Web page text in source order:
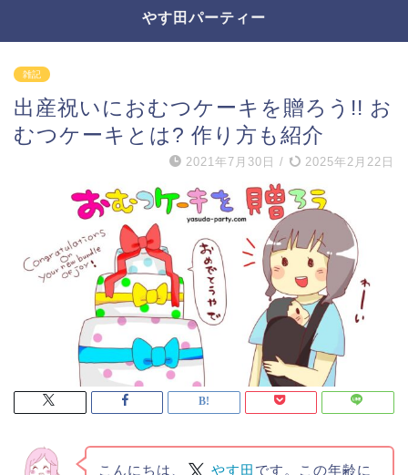
やす田パーティー
雑記
出産祝いにおむつケーキを贈ろう!! お
むつケーキとは? 作り方も紹介
2021年7月30日 / 2025年2月22日
こんにちは、 やす田 です。この年齢に